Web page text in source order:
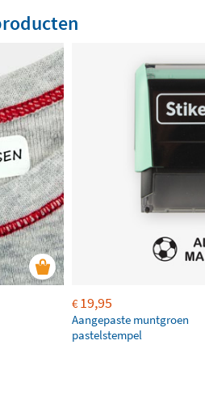
€19,95
Aangepaste muntgroen
pastelstempel